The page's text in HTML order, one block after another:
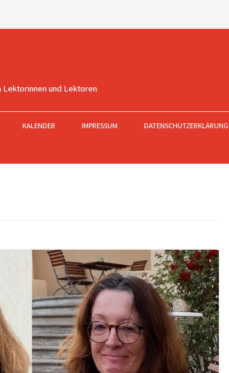
Lektorinnen und Lektoren
KALENDER IMPRESSUM DATENSCHUTZERKLÄRUNG